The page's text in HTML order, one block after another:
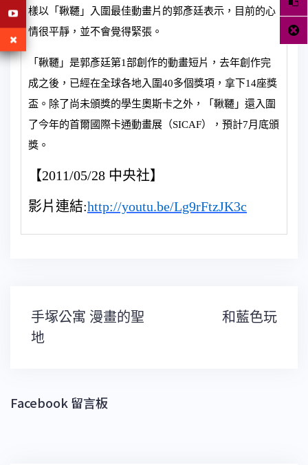
樣以「鞦韆」入圍最佳動畫片的郭彥廷表示，目前的心
情很平靜，並不會覺得緊張。
「鞦韆」是郭彥廷第1部創作的動畫短片，去年創作完
成之後，已經在全球各地入圍40多個獎項，拿下14座獎
盃。除了尚未頒獎的學生奧斯卡之外，「鞦韆」還入圍
了今年的首爾國際卡通動畫展（SICAF），預計7月底頒
獎。
【2011/05/28 中央社】
影片連結:http://youtu.be/Lg9rFtzJK3c
文
章
導
手塚公寓 漫畫的聖
地
和藍色玩
Facebook 留言板